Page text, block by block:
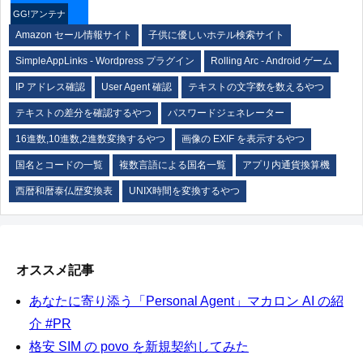
GG!アンテナ
Amazon セール情報サイト 子供に優しいホテル検索サイト
SimpleAppLinks - Wordpress プラグイン Rolling Arc - Android ゲーム
IP アドレス確認 User Agent 確認 テキストの文字数を数えるやつ
テキストの差分を確認するやつ パスワードジェネレーター
16進数,10進数,2進数変換するやつ 画像の EXIF を表示するやつ
国名とコードの一覧 複数言語による国名一覧 アプリ内通貨換算機
西暦和暦泰仏歴変換表 UNIX時間を変換するやつ
オススメ記事
あなたに寄り添う「Personal Agent」マカロン AI の紹
介 #PR
格安 SIM の povo を新規契約してみた